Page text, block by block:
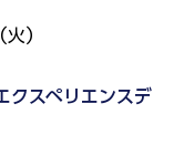
）
クスペリエンスデ